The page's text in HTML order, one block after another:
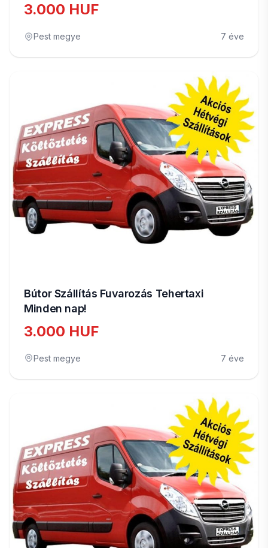
3.000 HUF
Pest megye 7 éve
Bútor Szállítás Fuvarozás Tehertaxi
Minden nap!
3.000 HUF
Pest megye 7 éve